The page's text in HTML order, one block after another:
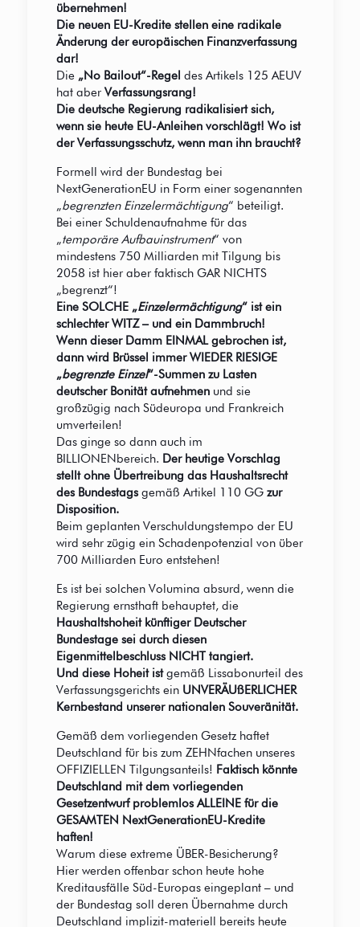
übernehmen!
Die neuen EU-Kredite stellen eine radikale
Änderung der europäischen Finanzverfassung
dar!
Die „No Bailout“-Regel des Artikels 125 AEUV
hat aberVerfassungsrang!
Die deutsche Regierung radikalisiert sich,
wenn sie heute EU-Anleihen vorschlägt! Wo ist
der Verfassungsschutz, wenn man ihn braucht?
Formell wird der Bundestag bei
NextGenerationEU in Form einer sogenannten
„begrenzten Einzelermächtigung“ beteiligt.
Bei einer Schuldenaufnahme für das
„temporäre Aufbauinstrument“ von
mindestens 750 Milliarden mit Tilgung bis
2058 ist hier aber faktisch GAR NICHTS
„begrenzt“!
Eine SOLCHE „Einzelermächtigung“ ist ein
schlechter WITZ – und ein Dammbruch!
Wenn dieser Damm EINMAL gebrochen ist,
dann wird Brüssel immer WIEDER RIESIGE
„begrenzte Einzel“-Summen zu Lasten
deutscher Bonität aufnehmen und sie
großzügig nach Südeuropa und Frankreich
umverteilen!
Das ginge so dann auch im
BILLIONENbereich. Der heutige Vorschlag
stellt ohne Übertreibung das Haushaltsrecht
des Bundestagsgemäß Artikel 110 GG zur
Disposition.
Beim geplanten Verschuldungstempo der EU
wird sehr zügig ein Schadenpotenzial von über
700 Milliarden Euro entstehen!
Es ist bei solchen Volumina absurd, wenn die
Regierung ernsthaft behauptet, die
Haushaltshoheit künftiger Deutscher
Bundestage sei durch diesen
Eigenmittelbeschluss NICHT tangiert.
Und diese Hoheit istgemäß Lissabonurteil des
Verfassungsgerichts ein UNVERÄUßERLICHER
Kernbestand unserer nationalen Souveränität.
Gemäß dem vorliegenden Gesetz haftet
Deutschland für bis zum ZEHNfachen unseres
OFFIZIELLEN Tilgungsanteils! Faktisch könnte
Deutschland mit dem vorliegenden
Gesetzentwurf problemlos ALLEINE für die
GESAMTEN NextGenerationEU-Kredite
haften!
Warum diese extreme ÜBER-Besicherung?
Hier werden offenbar schon heute hohe
Kreditausfälle Süd-Europas eingeplant – und
der Bundestag soll deren Übernahme durch
Deutschland implizit-materiell bereits heute